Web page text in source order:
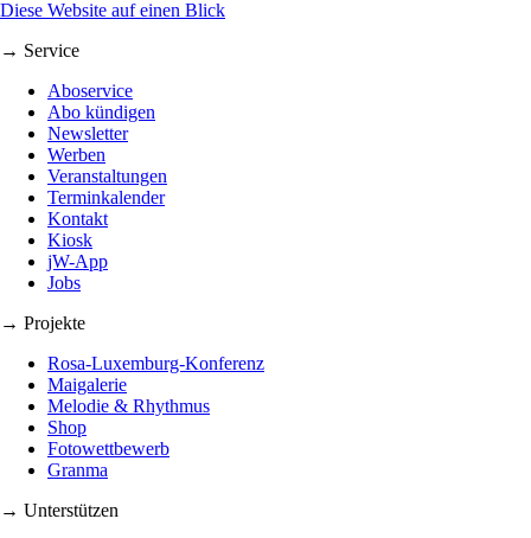
Diese Website auf einen Blick
→ Service
Aboservice
Abo kündigen
Newsletter
Werben
Veranstaltungen
Terminkalender
Kontakt
Kiosk
jW-App
Jobs
→ Projekte
Rosa-Luxemburg-Konferenz
Maigalerie
Melodie & Rhythmus
Shop
Fotowettbewerb
Granma
→ Unterstützen